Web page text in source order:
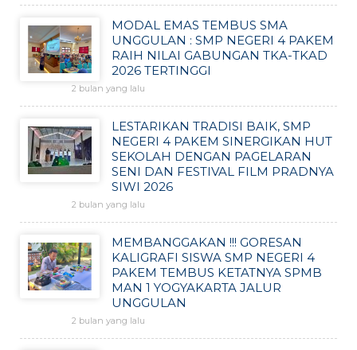
MODAL EMAS TEMBUS SMA
UNGGULAN : SMP NEGERI 4 PAKEM
RAIH NILAI GABUNGAN TKA-TKAD
2026 TERTINGGI
2 bulan yang lalu
LESTARIKAN TRADISI BAIK, SMP
NEGERI 4 PAKEM SINERGIKAN HUT
SEKOLAH DENGAN PAGELARAN
SENI DAN FESTIVAL FILM PRADNYA
SIWI 2026
2 bulan yang lalu
MEMBANGGAKAN !!! GORESAN
KALIGRAFI SISWA SMP NEGERI 4
PAKEM TEMBUS KETATNYA SPMB
MAN 1 YOGYAKARTA JALUR
UNGGULAN
2 bulan yang lalu